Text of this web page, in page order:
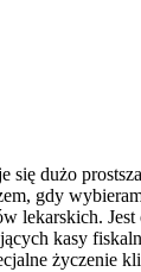
się dużo
gdy
lekarskich.
kasy
życzenie